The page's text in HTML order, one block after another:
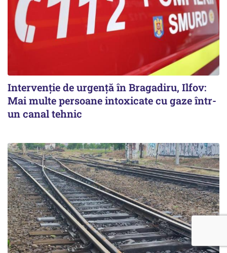
Intervenție de urgență în Bragadiru, Ilfov:
Mai multe persoane intoxicate cu gaze într-
un canal tehnic